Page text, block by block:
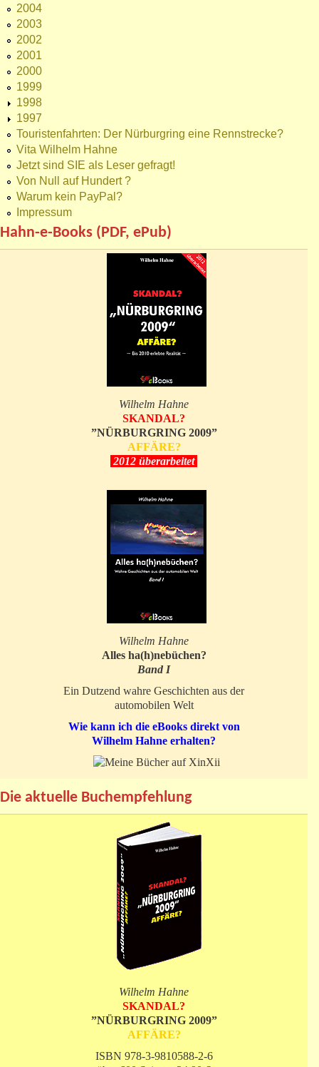
2004
2003
2002
2001
2000
1999
1998
1997
Touristenfahrten: Der Nürburgring eine Rennstrecke?
Vita Wilhelm Hahne
Jetzt sind SIE als Leser gefragt!
Von Null auf Hundert ?
Warum kein PayPal?
Impressum
Hahn-e-Books (PDF, ePub)
Wilhelm Hahne
SKANDAL?
”NÜRBURGRING 2009”
AFFÄRE?
2012 überarbeitet
Wilhelm Hahne
Alles ha(h)nebüchen?
Band I
Ein Dutzend wahre Geschichten aus der
automobilen Welt
Wie kann ich die eBooks direkt von
Wilhelm Hahne erhalten?
Die aktuelle Buchempfehlung
Wilhelm Hahne
SKANDAL?
”NÜRBURGRING 2009”
AFFÄRE?
ISBN 978-3-9810588-2-6